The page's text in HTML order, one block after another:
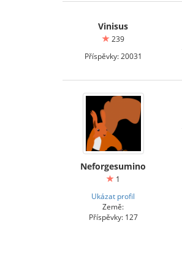
Vinisus
239
Příspěvky: 20031
Neforgesumino
1
Ukázat profil
Země:
Příspěvky: 127